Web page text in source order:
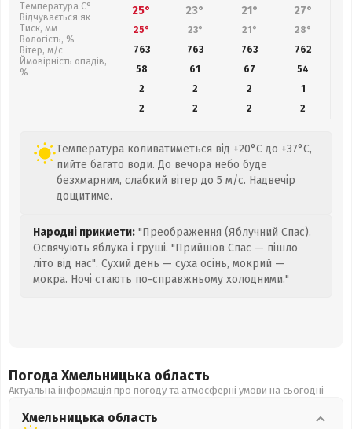
Температура С°
Відчувається як
Тиск, мм
Вологість, %
Вітер, м/с
Ймовірність опадів,
%
25° 23° 21° 27°
25° 23° 21° 28°
763
763 763 762
58
61 67 54
2
2 2
1
2
2 2 2
Температура коливатиметься від +20°C до +37°C,
пийте багато води. До вечора небо буде
безхмарним, слабкий вітер до 5 м/с. Надвечір
дощитиме.
Народні прикмети: "Преображення (Яблучний Спас).
Освячують яблука і груші. "Прийшов Спас — пішло
літо від нас". Сухий день — суха осінь, мокрий —
мокра. Ночі стають по-справжньому холодними."
Погода Хмельницька область
Актуальна інформація про погоду та атмосферні умови на сьогодні
Хмельницька область